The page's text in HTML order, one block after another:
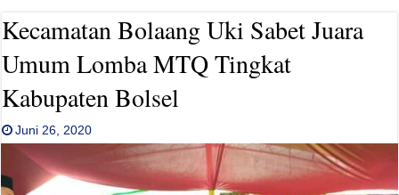
Kecamatan Bolaang Uki Sabet Juara
Umum Lomba MTQ Tingkat
Kabupaten Bolsel
Juni 26, 2020